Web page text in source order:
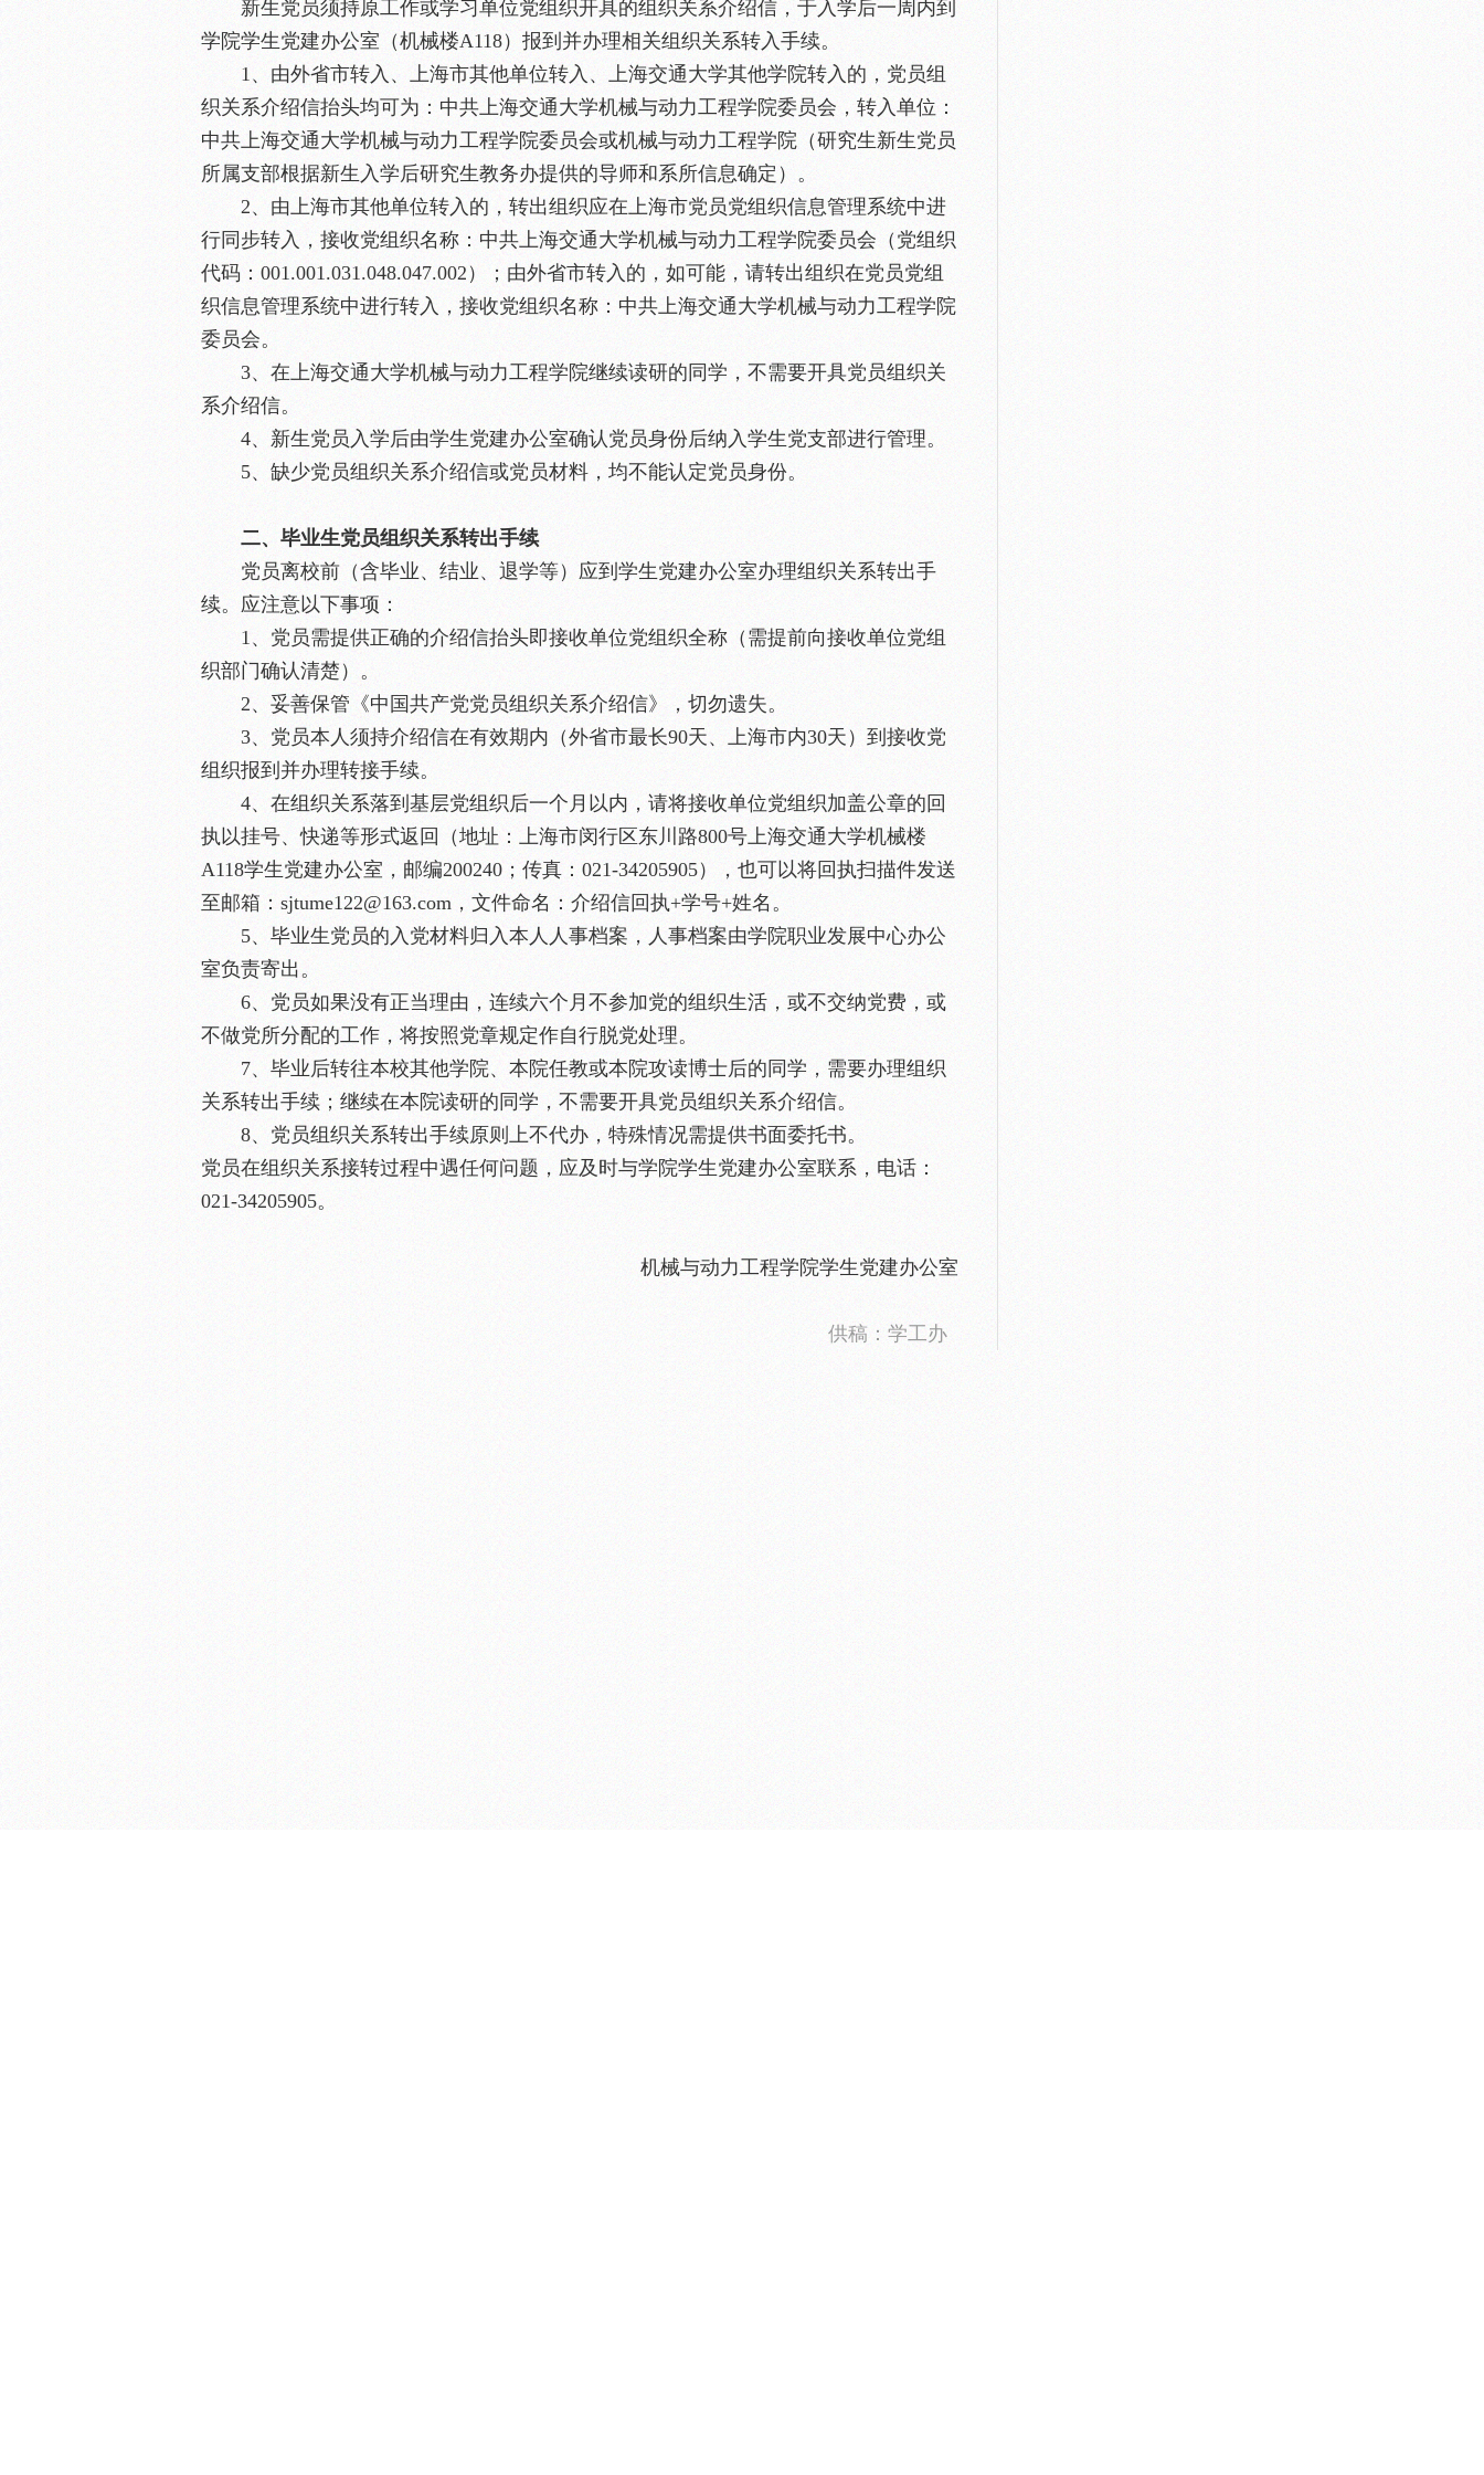
新生党员须持原工作或学习单位党组织开具的组织关系介绍信，于入学后一周内到
学院学生党建办公室（机械楼A118）报到并办理相关组织关系转入手续。
1、由外省市转入、上海市其他单位转入、上海交通大学其他学院转入的，党员组
织关系介绍信抬头均可为：中共上海交通大学机械与动力工程学院委员会，转入单位：
中共上海交通大学机械与动力工程学院委员会或机械与动力工程学院（研究生新生党员
所属支部根据新生入学后研究生教务办提供的导师和系所信息确定）。
2、由上海市其他单位转入的，转出组织应在上海市党员党组织信息管理系统中进
行同步转入，接收党组织名称：中共上海交通大学机械与动力工程学院委员会（党组织
代码：001.001.031.048.047.002）；由外省市转入的，如可能，请转出组织在党员党组
织信息管理系统中进行转入，接收党组织名称：中共上海交通大学机械与动力工程学院
委员会。
3、在上海交通大学机械与动力工程学院继续读研的同学，不需要开具党员组织关
系介绍信。
4、新生党员入学后由学生党建办公室确认党员身份后纳入学生党支部进行管理。
5、缺少党员组织关系介绍信或党员材料，均不能认定党员身份。
二、毕业生党员组织关系转出手续
党员离校前（含毕业、结业、退学等）应到学生党建办公室办理组织关系转出手
续。应注意以下事项：
1、党员需提供正确的介绍信抬头即接收单位党组织全称（需提前向接收单位党组
织部门确认清楚）。
2、妥善保管《中国共产党党员组织关系介绍信》，切勿遗失。
3、党员本人须持介绍信在有效期内（外省市最长90天、上海市内30天）到接收党
组织报到并办理转接手续。
4、在组织关系落到基层党组织后一个月以内，请将接收单位党组织加盖公章的回
执以挂号、快递等形式返回（地址：上海市闵行区东川路800号上海交通大学机械楼
A118学生党建办公室，邮编200240；传真：021-34205905），也可以将回执扫描件发送
至邮箱：sjtume122@163.com，文件命名：介绍信回执+学号+姓名。
5、毕业生党员的入党材料归入本人人事档案，人事档案由学院职业发展中心办公
室负责寄出。
6、党员如果没有正当理由，连续六个月不参加党的组织生活，或不交纳党费，或
不做党所分配的工作，将按照党章规定作自行脱党处理。
7、毕业后转往本校其他学院、本院任教或本院攻读博士后的同学，需要办理组织
关系转出手续；继续在本院读研的同学，不需要开具党员组织关系介绍信。
8、党员组织关系转出手续原则上不代办，特殊情况需提供书面委托书。
党员在组织关系接转过程中遇任何问题，应及时与学院学生党建办公室联系，电话：
021-34205905。
机械与动力工程学院学生党建办公室
供稿：学工办